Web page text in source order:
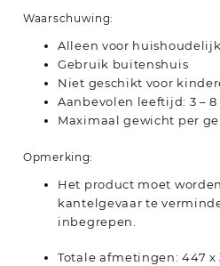
Waarschuwing:
Alleen voor
Gebruik buitenshuis
Niet geschikt voor
Aanbevolen leeftijd: 3 –
Maximaal gewicht per
Opmerking:
Het product moet
kantelgevaar te
inbegrepen.
Totale afmetingen: 447 x